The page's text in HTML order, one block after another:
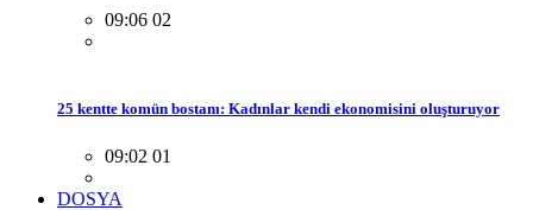
09:06 02
25 kentte komün bostanı: Kadınlar kendi ekonomisini oluşturuyor
09:02 01
DOSYA